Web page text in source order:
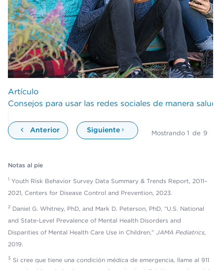
Artículo
Consejos para usar las redes sociales de manera
Anterior Siguiente Mostrando 1 de 9
Notas al pie
1 Youth Risk Behavior Survey Data Summary & Trends Report, 2011–
2021, Centers for Disease Control and Prevention, 2023.
2 Daniel G. Whitney, PhD, and Mark D. Peterson, PhD, “U.S. National
and State-Level Prevalence of Mental Health Disorders and
Disparities of Mental Health Care Use in Children,” JAMA Pediatrics,
2019.
3 Si cree que tiene una condición médica de emergencia, llame al 911